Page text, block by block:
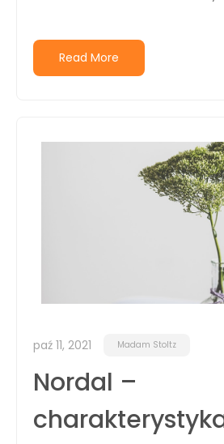
Read More
paź 11, 2021 Madam Stoltz
Nordal –